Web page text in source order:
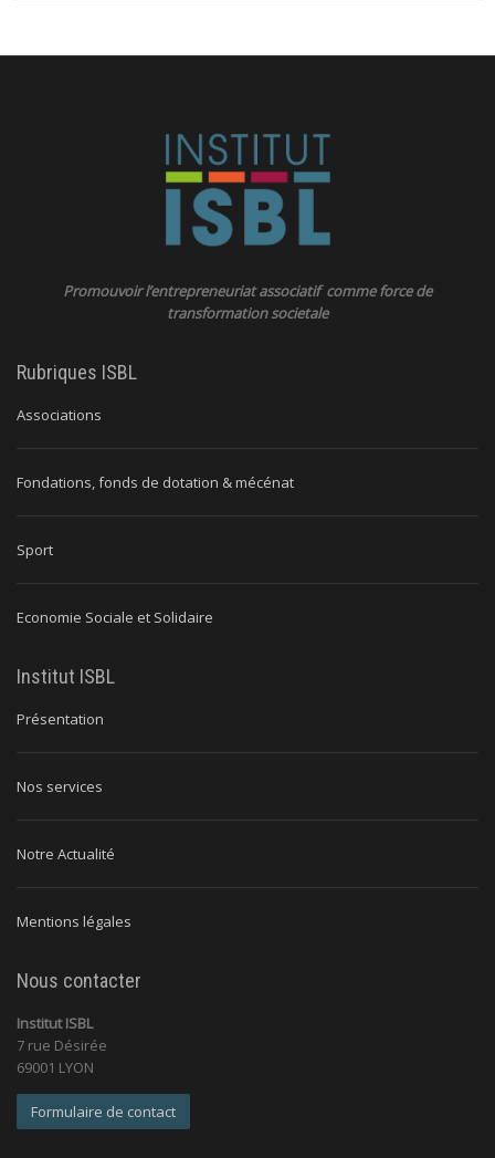
Promouvoir l’entrepreneuriat associatif comme force de
transformation societale
Rubriques ISBL
Associations
Fondations, fonds de dotation & mécénat
Sport
Economie Sociale et Solidaire
Institut ISBL
Présentation
Nos services
Notre Actualité
Mentions légales
Nous contacter
Institut ISBL
7 rue Désirée
69001 LYON
Formulaire de contact